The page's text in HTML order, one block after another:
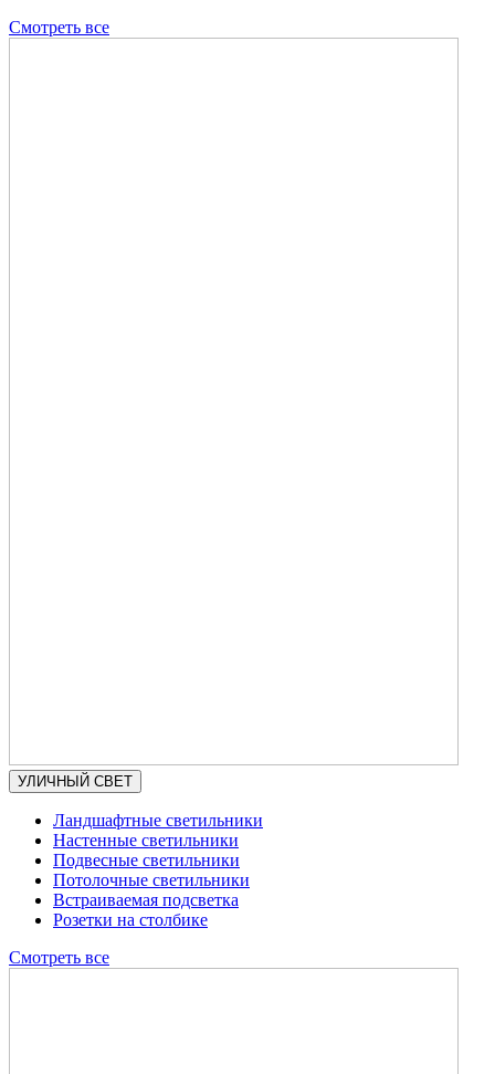
Смотреть все
УЛИЧНЫЙ СВЕТ
Ландшафтные светильники
Настенные светильники
Подвесные светильники
Потолочные светильники
Встраиваемая подсветка
Розетки на столбике
Смотреть все